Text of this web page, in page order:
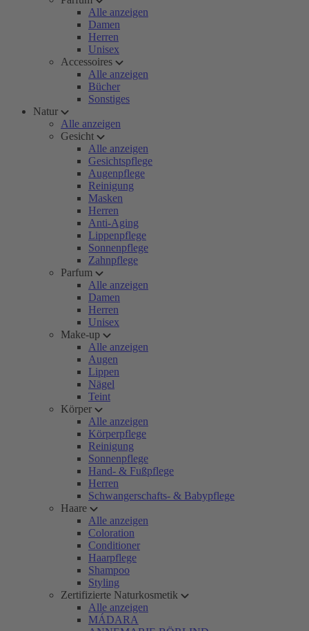
Alle anzeigen
Damen
Herren
Unisex
Accessoires
Alle anzeigen
Bücher
Sonstiges
Natur
Alle anzeigen
Gesicht
Alle anzeigen
Gesichtspflege
Augenpflege
Reinigung
Masken
Herren
Anti-Aging
Lippenpflege
Sonnenpflege
Zahnpflege
Parfum
Alle anzeigen
Damen
Herren
Unisex
Make-up
Alle anzeigen
Augen
Lippen
Nägel
Teint
Körper
Alle anzeigen
Körperpflege
Reinigung
Sonnenpflege
Hand- & Fußpflege
Herren
Schwangerschafts- & Babypflege
Haare
Alle anzeigen
Coloration
Conditioner
Haarpflege
Shampoo
Styling
Zertifizierte Naturkosmetik
Alle anzeigen
MÁDARA